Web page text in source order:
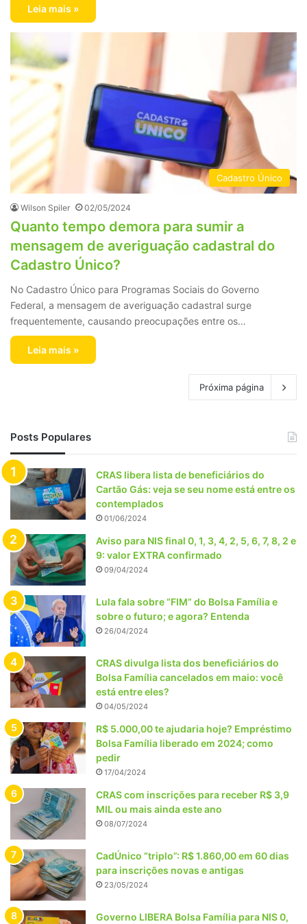
Leia mais »
Cadastro Único
Wilson Spiler 02/05/2024
Quanto tempo demora para sumir a
mensagem de averiguação cadastral do
Cadastro Único?
No Cadastro Único para Programas Sociais do Governo
Federal, a mensagem de averiguação cadastral surge
frequentemente, causando preocupações entre os…
Leia mais »
Próxima página
Posts Populares
CRAS libera lista de beneficiários do
Cartão Gás: veja se seu nome está entre os
contemplados
01/06/2024
Aviso para NIS final 0, 1, 3, 4, 2, 5, 6, 7, 8, 2 e
9: valor EXTRA confirmado
09/04/2024
Lula fala sobre “FIM” do Bolsa Família e
sobre o futuro; e agora? Entenda
26/04/2024
CRAS divulga lista dos beneficiários do
Bolsa Família cancelados em maio: você
está entre eles?
04/05/2024
R$ 5.000,00 te ajudaria hoje? Empréstimo
Bolsa Família liberado em 2024; como
pedir
17/04/2024
CRAS com inscrições para receber R$ 3,9
MIL ou mais ainda este ano
08/07/2024
CadÚnico “triplo”: R$ 1.860,00 em 60 dias
para inscrições novas e antigas
23/05/2024
Governo LIBERA Bolsa Família para NIS 0,